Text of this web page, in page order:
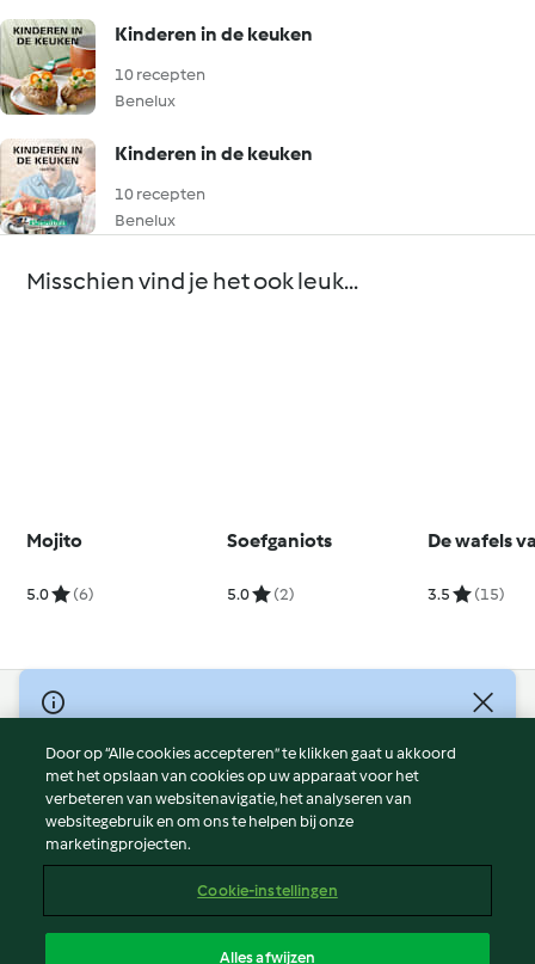
Kinderen in de keuken
10 recepten
Benelux
Kinderen in de keuken
10 recepten
Benelux
Misschien vind je het ook leuk...
Mojito
5.0 (6)
Soefganiots
5.0 (2)
De wafels
3.5 (15)
© Copyright 2026
Gebruiksvoorwaarden
Privacybeleid
Disclaimer
Colofon
Verslag Inhoud
Door op “Alle cookies accepteren” te klikken gaat u akkoord
met het opslaan van cookies op uw apparaat voor het
verbeteren van websitenavigatie, het analyseren van
websitegebruik en om ons te helpen bij onze
marketingprojecten.
Cookie-instellingen
Alles afwijzen